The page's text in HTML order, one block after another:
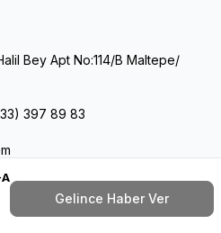
Gelince Haber Ver
Bey Apt No:114/B Maltepe/
397 89 83